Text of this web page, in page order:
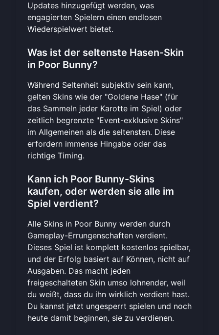
Updates hinzugefügt werden, was
engagierten Spielern einen endlosen
Wiederspielwert bietet.
Was ist der seltenste Hasen-Skin
in Poor Bunny?
Während Seltenheit subjektiv sein kann,
gelten Skins wie der "Goldene Hase" (für
das Sammeln jeder Karotte im Spiel) oder
zeitlich begrenzte "Event-exklusive Skins"
im Allgemeinen als die seltensten. Diese
erfordern immense Hingabe oder das
richtige Timing.
Kann ich Poor Bunny-Skins
kaufen, oder werden sie alle im
Spiel verdient?
Alle Skins in Poor Bunny werden durch
Gameplay-Errungenschaften verdient.
Dieses Spiel ist komplett kostenlos spielbar,
und der Erfolg basiert auf Können, nicht auf
Ausgaben. Das macht jeden
freigeschalteten Skin umso lohnender, weil
du weißt, dass du ihn wirklich verdient hast.
Du kannst jetzt ungesperrt spielen und noch
heute damit beginnen, sie zu verdienen.